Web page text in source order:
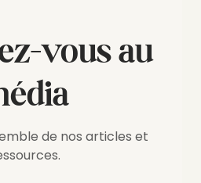
vous au
de nos articles et